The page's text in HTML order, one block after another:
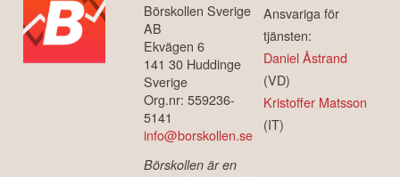
Börskollen Sverige
AB
Ekvägen 6
141 30 Huddinge
Sverige
Org.nr: 559236-
5141
info@borskollen.se
Börskollen är en
Ansvariga för
tjänsten:
Daniel Åstrand
(VD)
Kristoffer Matsson
(IT)